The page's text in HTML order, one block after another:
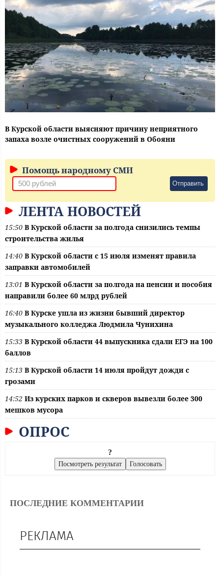
В Курской области выясняют причину неприятного
запаха возле очистных сооружений в Обояни
Помощь народному СМИ
Отправить
ЛЕНТА НОВОСТЕЙ
15:50 В Курской области за полгода снизились темпы
строительства жилья
14:40 В Курской области с 15 июля изменят правила
заправки автомобилей
13:01 В Курской области за полгода на пенсии и пособия
направили более 60 млрд рублей
16:40 В Курске ушла из жизни бывший директор
музыкального колледжа Людмила Чунихина
15:33 В Курской области 44 выпускника сдали ЕГЭ на 100
баллов
15:13 В Курской области 14 июля пройдут дожди с
грозами
14:52 Из курских парков и скверов вывезли более 300
мешков мусора
ОПРОС
?
ПОСЛЕДНИЕ КОММЕНТАРИИ
РЕКЛАМА